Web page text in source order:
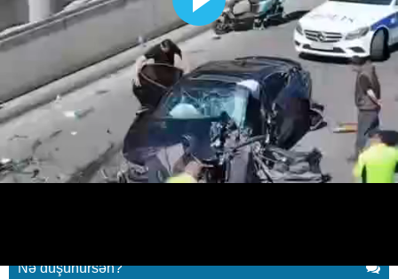
"Gənclik" metrosu yaxınlığında
ağır qəza
14.05.2026
Nə düşünürsən?